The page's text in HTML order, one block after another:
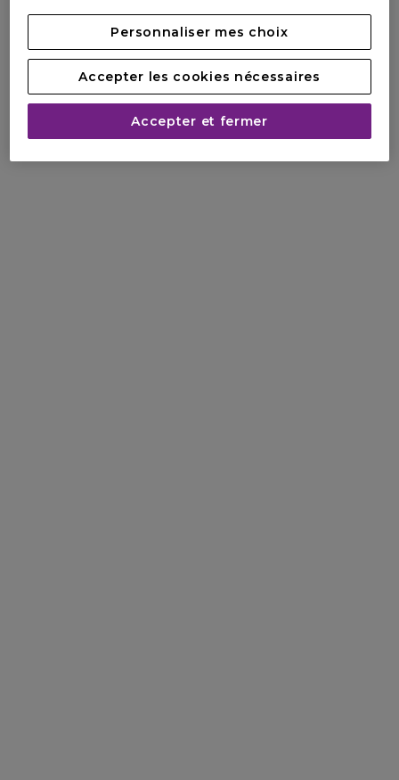
Personnaliser mes choix
Accepter les cookies nécessaires
Accepter et fermer